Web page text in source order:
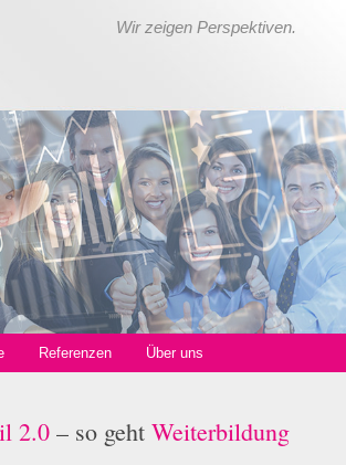
Wir zeigen Perspektiven.
Referenzen Über uns
2.0 – so gehtWeiterbildung